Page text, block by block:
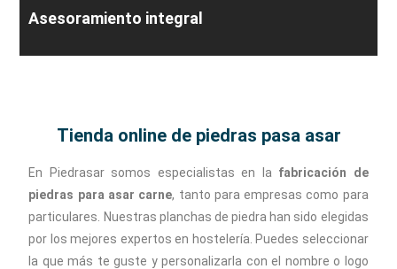
Asesoramiento integral
Tienda online de piedras pasa asar
En Piedrasar somos especialistas en la fabricación de
piedras para asar carne, tanto para empresas como para
particulares. Nuestras planchas de piedra han sido elegidas
por los mejores expertos en hostelería. Puedes seleccionar
la que más te guste y personalizarla con el nombre o logo